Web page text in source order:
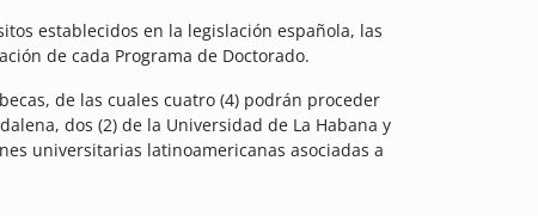
establecidos en la legislación española, las
de cada Programa de Doctorado.
de las cuales cuatro (4) podrán proceder
dos (2) de la Universidad de La Habana y
universitarias latinoamericanas asociadas a